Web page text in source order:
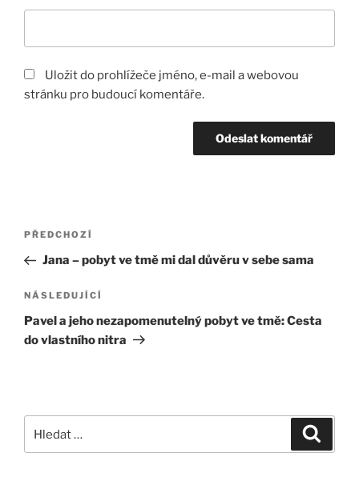
Uložit do prohlížeče jméno, e-mail a webovou
stránku pro budoucí komentáře.
Navigace
příspěvek
Předchozí
příspěvek
PŘEDCHOZÍ
Jana – pobyt ve tmě mi dal důvěru v sebe sama
Následující
příspěvek
NÁSLEDUJÍCÍ
Pavel a jeho nezapomenutelný pobyt ve tmě: Cesta
do vlastního nitra